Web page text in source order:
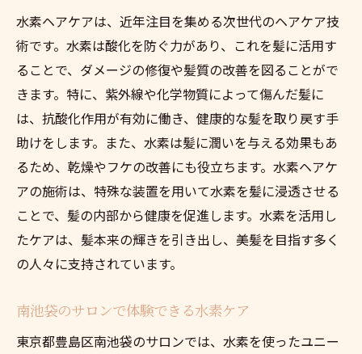
水素ヘアケアは、近年注目を集める次世代のヘアケア技
術です。水素は酸化を防ぐ力があり、これを髪に活用す
ることで、ダメージの修復や髪質の改善を図ることがで
きます。特に、紫外線や化学物質によって傷んだ髪に
は、抗酸化作用が有効に働き、健康的な髪を取り戻す手
助けをします。また、水素は髪に潤いを与える効果もあ
るため、乾燥やフケの改善にも役立ちます。水素ヘアケ
アの施術は、特殊な装置を用いて水素を髪に浸透させる
ことで、髪の内部から健康を促進します。水素を活用し
たケアは、髪本来の輝きを引き出し、美髪を目指す多く
の人々に支持されています。
南池袋のサロンで体験できる水素ケア
東京都豊島区南池袋のサロンでは、水素を使ったユニー